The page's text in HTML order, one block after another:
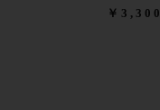
￥3,300